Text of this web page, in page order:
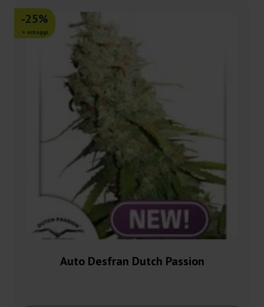
-25%
+ omaggi
Auto Desfran Dutch Passion